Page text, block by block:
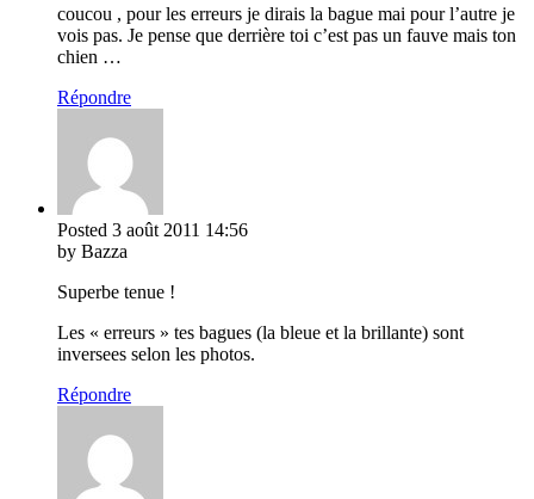
coucou , pour les erreurs je dirais la bague mai pour l’autre je
vois pas. Je pense que derrière toi c’est pas un fauve mais ton
chien …
Répondre
Posted 3 août 2011 14:56
by Bazza
Superbe tenue !
Les « erreurs » tes bagues (la bleue et la brillante) sont
inversees selon les photos.
Répondre